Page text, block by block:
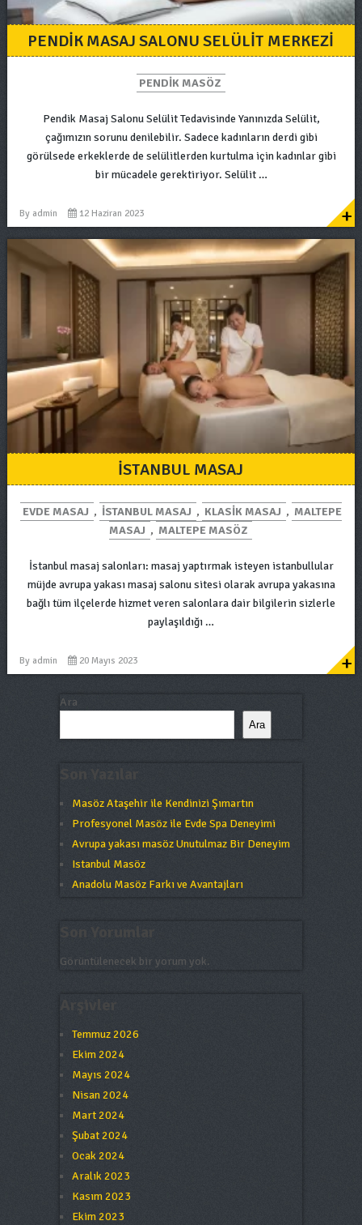
PENDIK MASAJ SALONU SELÜLIT MERKEZI
PENDIK MASÖZ
Pendik Masaj Salonu Selülit Tedavisinde Yanınızda Selülit,
çağımızın sorunu denilebilir. Sadece kadınların derdi gibi
görülsede erkeklerde de selülitlerden kurtulma için kadınlar gibi
bir mücadele gerektiriyor. Selülit …
By admin 12 Haziran 2023 +
ISTANBUL MASAJ
EVDE MASAJ , ISTANBUL MASAJ , KLASIK MASAJ , MALTEPE
MASAJ , MALTEPE MASÖZ
İstanbul masaj salonları: masaj yaptırmak isteyen istanbullular
müjde avrupa yakası masaj salonu sitesi olarak avrupa yakasına
bağlı tüm ilçelerde hizmet veren salonlara dair bilgilerin sizlerle
paylaşıldığı …
By admin 20 Mayıs 2023 +
Ara
Ara
Masöz Ataşehir ile Kendinizi Şımartın
Profesyonel Masöz ile Evde Spa Deneyimi
Avrupa yakası masöz Unutulmaz Bir Deneyim
Istanbul Masöz
Anadolu Masöz Farkı ve Avantajları
Görüntülenecek bir yorum yok.
Temmuz 2026
Ekim 2024
Mayıs 2024
Nisan 2024
Mart 2024
Şubat 2024
Ocak 2024
Aralık 2023
Kasım 2023
Ekim 2023